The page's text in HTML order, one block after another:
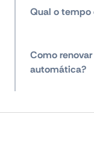
Qual o tempo
Como
automática?